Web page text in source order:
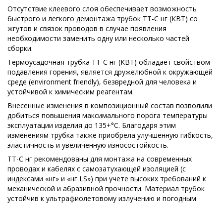
Отсутствие клеевого слоя обеспечивает возможность
быстрого и легкого демонтажа трубок ТТ-С нг (КВТ) со
жгутов и связок проводов в случае появления
необходимости заменить одну или несколько частей
сборки.
Термоусадочная трубка ТТ-С нг (КВТ) обладает свойством
подавления горения, является дружелюбной к окружающей
среде (environment friendly), безвредной для человека и
устойчивой к химическим реагентам.
Внесенные изменения в композиционный состав позволили
добиться повышения максимального порога температуры
эксплуатации изделия до 135+°С. Благодаря этим
изменениям трубка также приобрела улучшенную гибкость,
эластичность и увеличенную износостойкость.
ТТ-С нг рекомендованы для монтажа на современных
проводах и кабелях с самозатухающей изоляцией (с
индексами «нг» и «нг LS») при учете высоких требований к
механической и абразивной прочности. Материал трубок
устойчив к ультрафиолетовому излучению и погодным